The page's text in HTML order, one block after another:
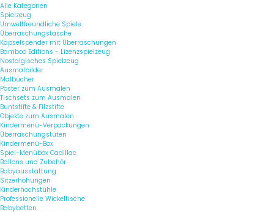
Alle Kategorien
Spielzeug
Umweltfreundliche Spiele
Überraschungstasche
Kapselspender mit Überraschungen
Bamboo Editions - Lizenzspielzeug
Nostalgisches Spielzeug
Ausmalbilder
Malbücher
Poster zum Ausmalen
Tischsets zum Ausmalen
Buntstifte & Filzstifte
Objekte zum Ausmalen
Kindermenü-Verpackungen
Überraschungstüten
Kindermenü-Box
Spiel-Menübox Cadillac
Ballons und Zubehör
Babyausstattung
Sitzerhöhungen
Kinderhochstühle
Professionelle Wickeltische
Babybetten